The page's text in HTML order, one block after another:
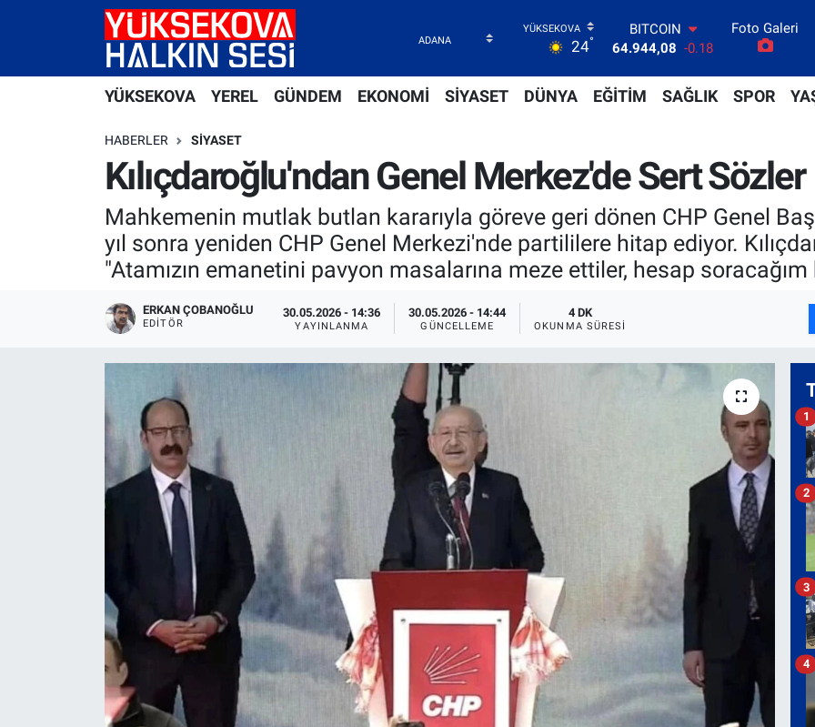
24°
DOLAR
47,7436
0.18
55,2510 0.32
6660.55 0.03
BİST100
Foto Galeri
YÜKSEKOVA YEREL GÜNDEM EKONOMİ SİYASET DÜNYA EĞİTİM SAĞLIK SPOR
HABERLER SIYASET
Kılıçdaroğlu'ndan Genel Merkez'de Sert Sözler
Mahkemenin mutlak butlan kararıyla göreve geri dönen CHP Genel
yıl sonra yeniden CHP Genel Merkezi'nde partililere hitap ediyor.
"Atamızın emanetini pavyon masalarına meze ettiler, hesap
ERKAN ÇOBANOĞLU
EDITÖR
30.05.2026 - 14:36
YAYINLANMA
30.05.2026 - 14:44
GÜNCELLEME
4 DK
OKUNMA SÜRESI
1
2
3
4
Yüksekova Nöbetçi Eczaneler
Yüksekova Trafik Yoğunluk Haritası
Süper Lig Puan Durumu ve Fikstür
Tüm Manşetler
Son Dakika Haberleri